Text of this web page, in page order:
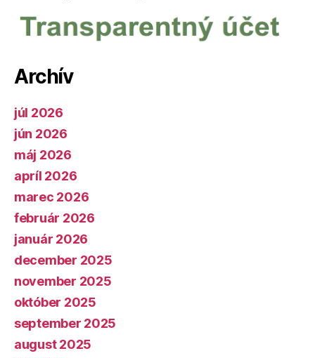
Archív
júl 2026
jún 2026
máj 2026
apríl 2026
marec 2026
február 2026
január 2026
december 2025
november 2025
október 2025
september 2025
august 2025